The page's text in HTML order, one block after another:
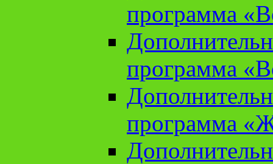
программа
программа
программа